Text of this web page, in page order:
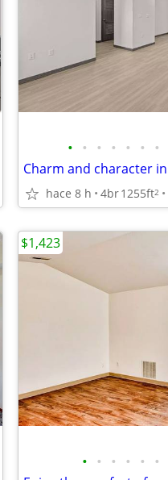
• • • • • • •
hace 8 h 4br1255ft2
• • • • • •
$1,423